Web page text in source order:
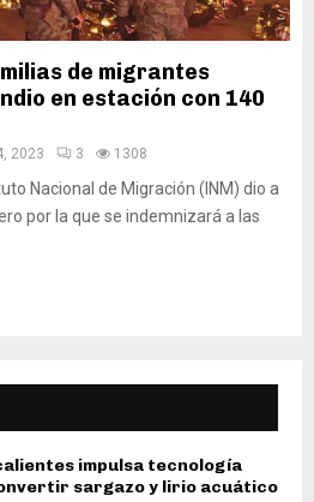
de migrantes
en estación con 140
2023 3 1308
Nacional de Migración (INM) dio a
por la que se indemnizará a las
impulsa tecnología
sargazo y lirio acuático